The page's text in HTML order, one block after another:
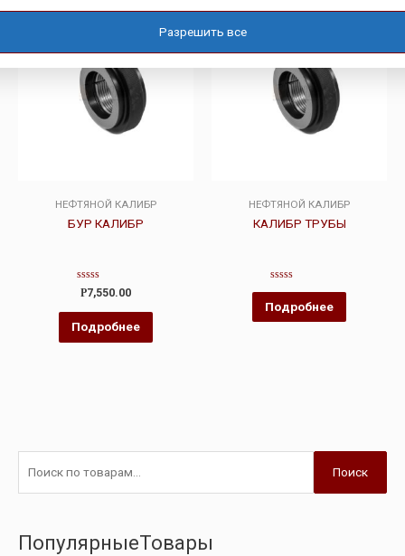
НЕФТЯНОЙ КАЛИБР
БУР КАЛИБР
Оценка
0
из
5
Р7,550.00
Подробнее
НЕФТЯНОЙ КАЛИБР
КАЛИБР ТРУБЫ
Оценка
0
из
5
Подробнее
Поиск
ПопулярныеТовары
Разрешить все